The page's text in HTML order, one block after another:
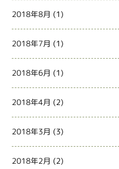
2018年8月 (1)
2018年7月 (1)
2018年6月 (1)
2018年4月 (2)
2018年3月 (3)
2018年2月 (2)